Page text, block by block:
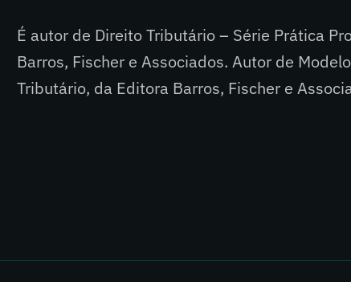
É autor de Direito Tributário – Série Prática
Barros, Fischer e Associados. Autor de
Tributário, da Editora Barros, Fischer e